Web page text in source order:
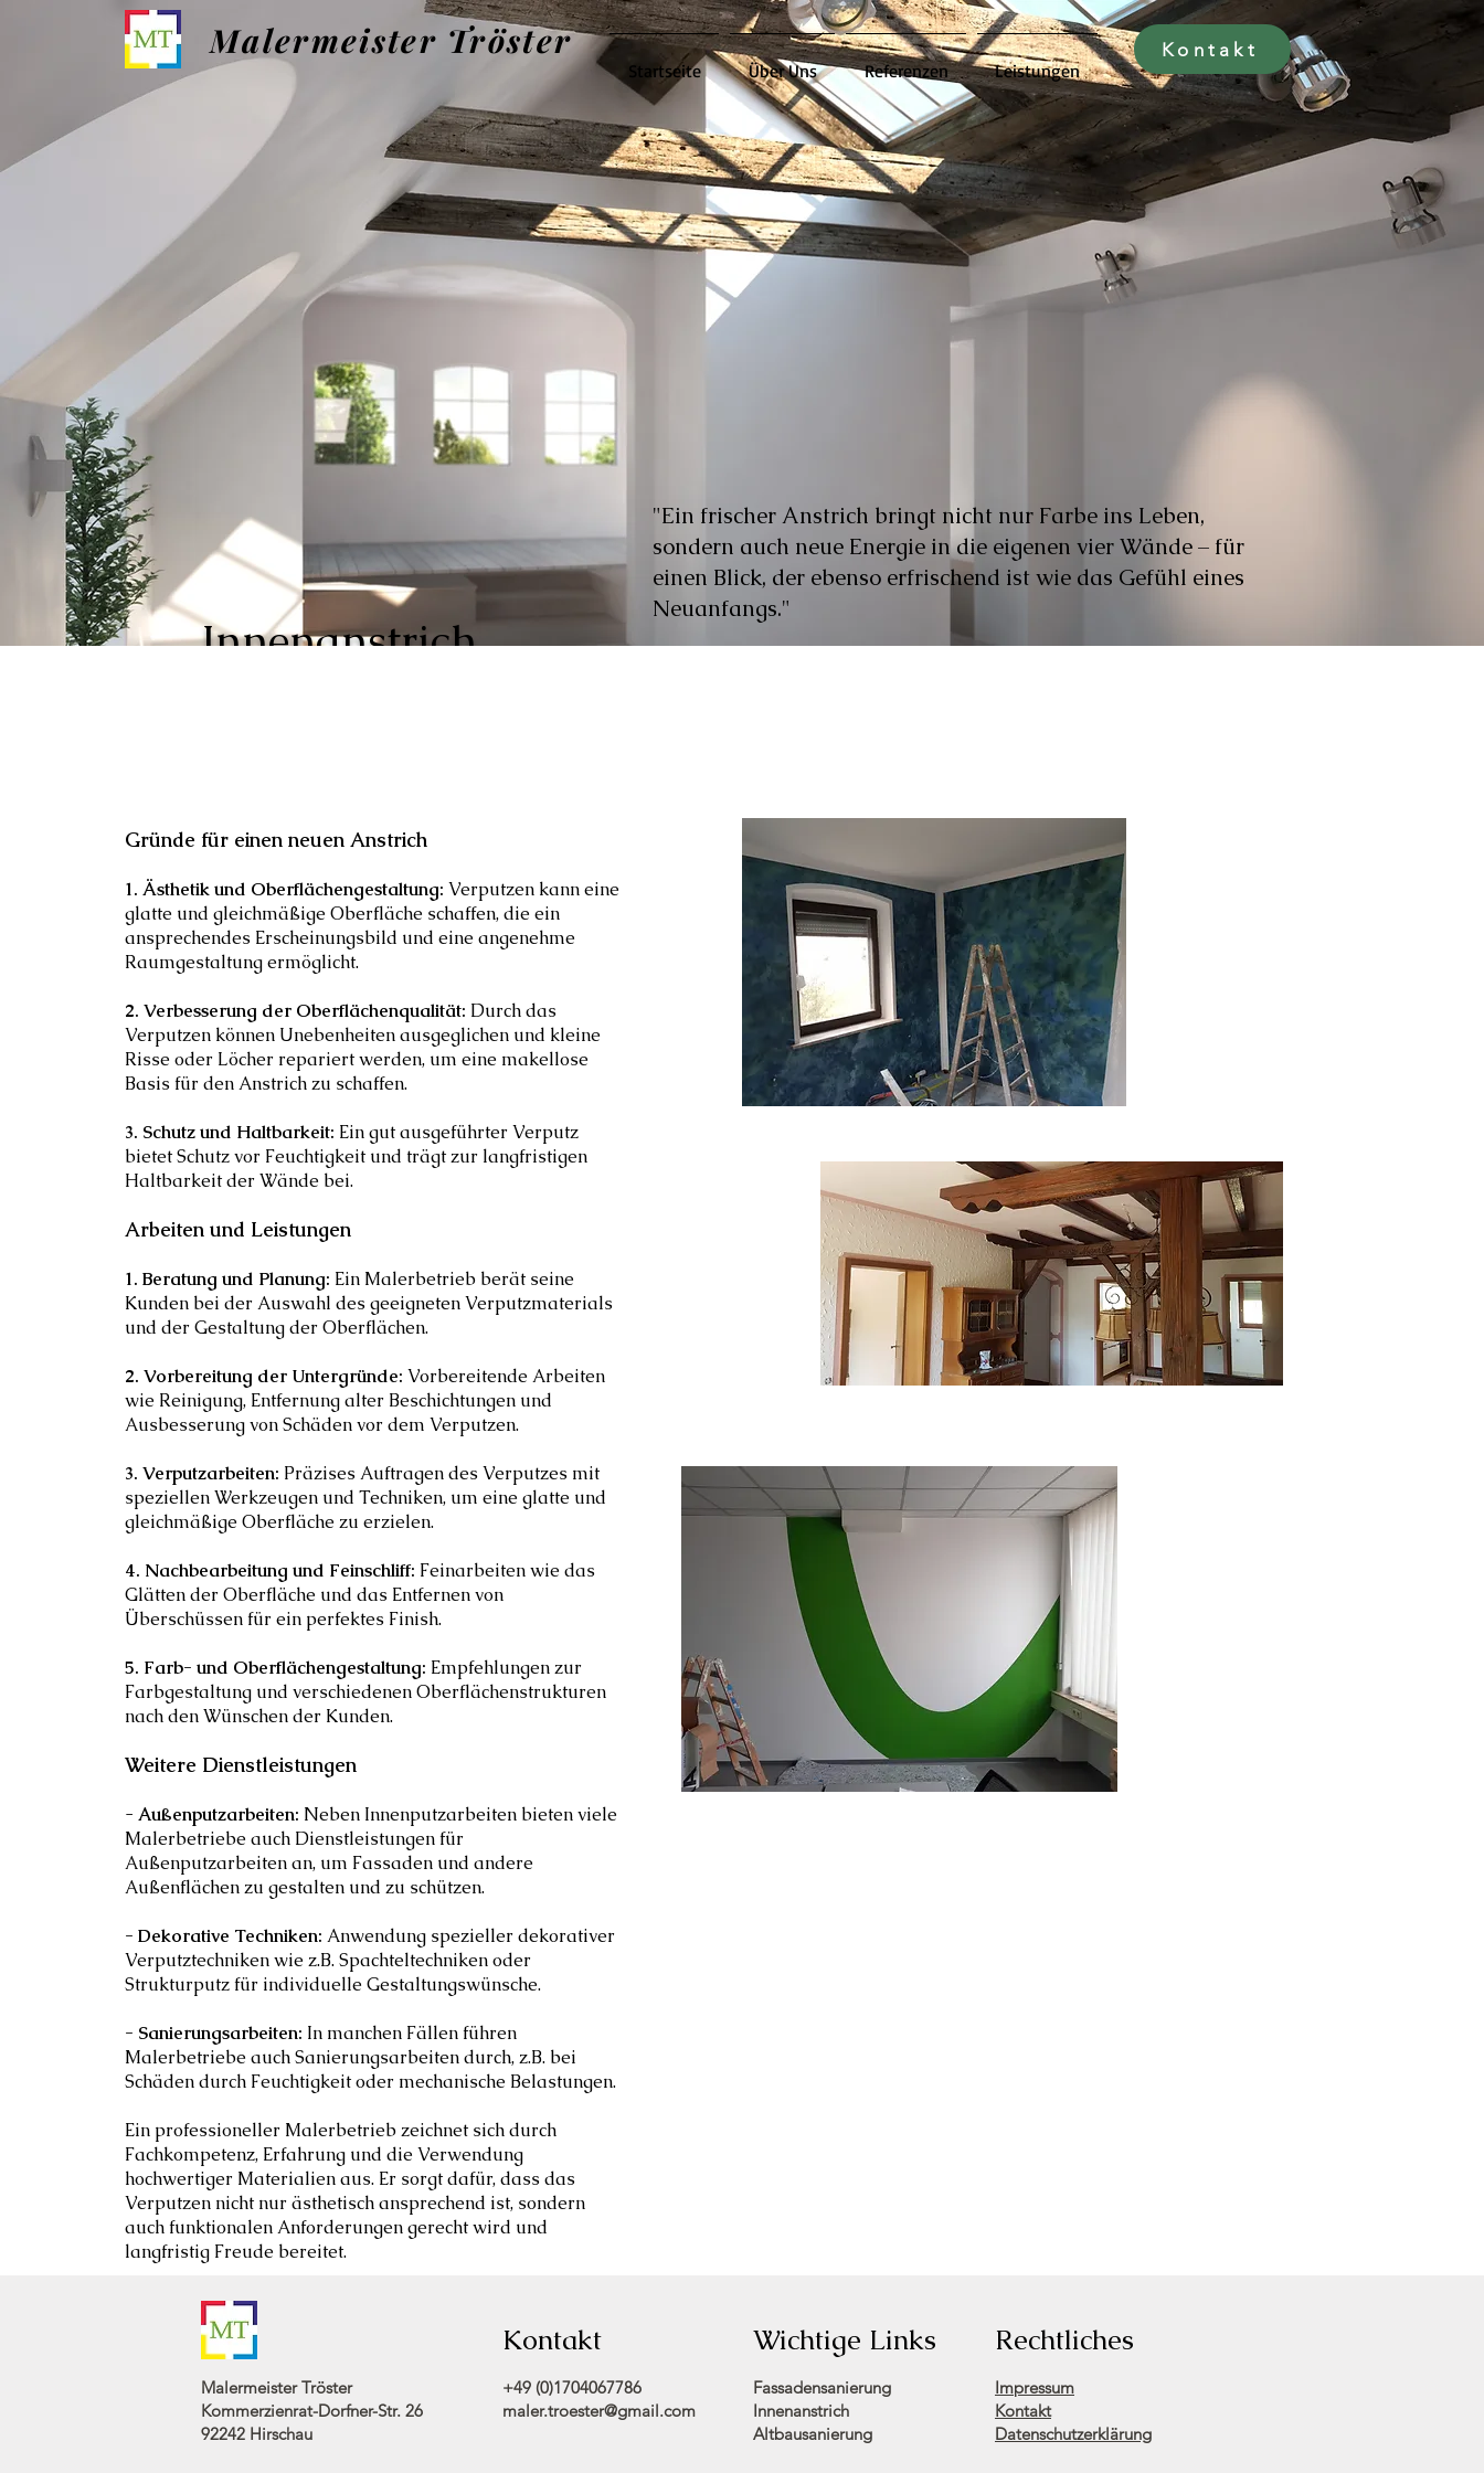
Malermeister Tröster
Startseite Über Uns Referenzen Leistungen
Kontakt
Innenanstrich
"Ein frischer Anstrich bringt nicht nur Farbe ins Leben,
sondern auch neue Energie in die eigenen vier Wände – für
einen Blick, der ebenso erfrischend ist wie das Gefühl eines
Neuanfangs."
Gründe für einen neuen Anstrich
1. Ästhetik und Oberflächengestaltung: Verputzen kann eine
glatte und gleichmäßige Oberfläche schaffen, die ein
ansprechendes Erscheinungsbild und eine angenehme
Raumgestaltung ermöglicht.
2. Verbesserung der Oberflächenqualität: Durch das
Verputzen können Unebenheiten ausgeglichen und kleine
Risse oder Löcher repariert werden, um eine makellose
Basis für den Anstrich zu schaffen.
3. Schutz und Haltbarkeit: Ein gut ausgeführter Verputz
bietet Schutz vor Feuchtigkeit und trägt zur langfristigen
Haltbarkeit der Wände bei.
Arbeiten und Leistungen
1. Beratung und Planung: Ein Malerbetrieb berät seine
Kunden bei der Auswahl des geeigneten Verputzmaterials
und der Gestaltung der Oberflächen.
2. Vorbereitung der Untergründe: Vorbereitende Arbeiten
wie Reinigung, Entfernung alter Beschichtungen und
Ausbesserung von Schäden vor dem Verputzen.
3. Verputzarbeiten: Präzises Auftragen des Verputzes mit
speziellen Werkzeugen und Techniken, um eine glatte und
gleichmäßige Oberfläche zu erzielen.
4. Nachbearbeitung und Feinschliff: Feinarbeiten wie das
Glätten der Oberfläche und das Entfernen von
Überschüssen für ein perfektes Finish.
5. Farb- und Oberflächengestaltung: Empfehlungen zur
Farbgestaltung und verschiedenen Oberflächenstrukturen
nach den Wünschen der Kunden.
Weitere Dienstleistungen
- Außenputzarbeiten: Neben Innenputzarbeiten bieten viele
Malerbetriebe auch Dienstleistungen für
Außenputzarbeiten an, um Fassaden und andere
Außenflächen zu gestalten und zu schützen.
- Dekorative Techniken: Anwendung spezieller dekorativer
Verputztechniken wie z.B. Spachteltechniken oder
Strukturputz für individuelle Gestaltungswünsche.
- Sanierungsarbeiten: In manchen Fällen führen
Malerbetriebe auch Sanierungsarbeiten durch, z.B. bei
Schäden durch Feuchtigkeit oder mechanische Belastungen.
Ein professioneller Malerbetrieb zeichnet sich durch
Fachkompetenz, Erfahrung und die Verwendung
hochwertiger Materialien aus. Er sorgt dafür, dass das
Verputzen nicht nur ästhetisch ansprechend ist, sondern
auch funktionalen Anforderungen gerecht wird und
langfristig Freude bereitet.
Malermeister Tröster
Kommerzienrat-Dorfner-Str. 26
92242 Hirschau
Kontakt
+49 (0)1704067786
maler.troester@gmail.com
Wichtige Links
Fassadensanierung
Innenanstrich
Altbausanierung
Rechtliches
Impressum
Kontakt
Datenschutzerklärung